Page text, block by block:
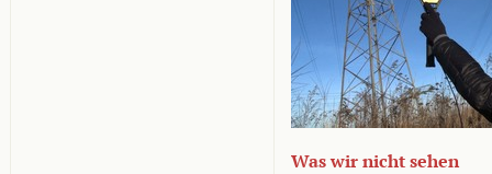
Was wir nicht sehen